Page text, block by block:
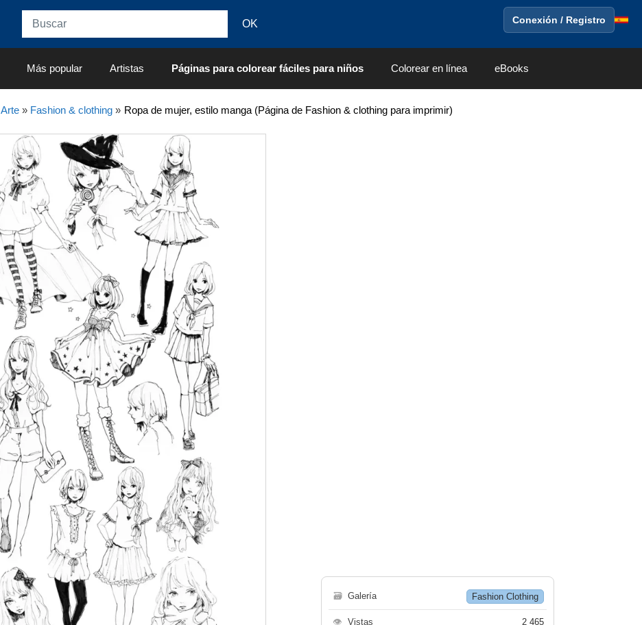
Conexión / Registro
Más popular Artistas Páginas para colorear fáciles para niños Colorear en línea eBooks
Arte» Fashion & clothing» Ropa de mujer, estilo manga (Página de Fashion & clothing para imprimir)
🗃 Galería Fashion Clothing
👁 Vistas 2 465